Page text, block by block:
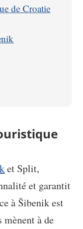
de Croatie
et Split,
et garantit
à Šibenik est
mènent à de